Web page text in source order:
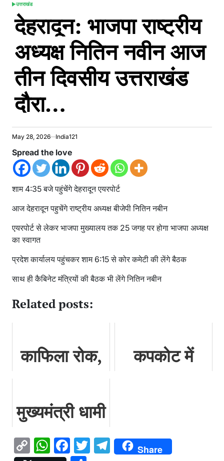
POSTED
IN
उत्तराखंड
देहरादून: भाजपा राष्ट्रीय
अध्यक्ष नितिन नवीन आज
तीन दिवसीय उत्तराखंड
दौरा…
May 28, 2026 India121
Spread the love
शाम 4:35 बजे पहुंचेंगे देहरादून एयरपोर्ट
आज देहरादून पहुचेंगे राष्ट्रीय अध्यक्ष बीजेपी नितिन नबीन
एयरपोर्ट से लेकर भाजपा मुख्यालय तक 25 जगह पर होगा भाजपा अध्यक्ष
का स्वागत
प्रदेश कार्यालय पहुंचकर शाम 6:15 से कोर कमेटी की लेंगे बैठक
साथ ही कैबिनेट मंत्रियों की बैठक भी लेंगे नितिन नबीन
Related posts:
काफिला रोक,
पहुंचे मुख्यमंत्री
पुष्कर सिंह
धामी
कपकोट में
निस्तारण,
मुख्यमंत्री धामी
ने 121 करोड़
CopyWhatsApp
Facebook
Twitter
Telegram
Share